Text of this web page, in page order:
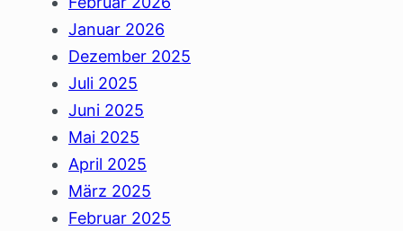
Januar 2026
Dezember 2025
Juli 2025
Juni 2025
Mai 2025
April 2025
März 2025
Februar 2025